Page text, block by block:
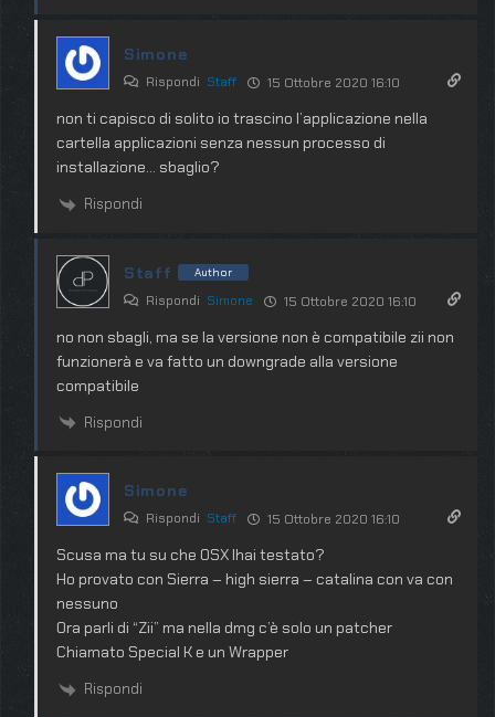
Simone
Rispondi Staff 15 Ottobre 2020 16:10
non ti capisco di solito io trascino l’applicazione nella
cartella applicazioni senza nessun processo di
installazione… sbaglio?
Rispondi
Staff Author
Rispondi Simone 15 Ottobre 2020 16:10
no non sbagli, ma se la versione non è compatibile zii non
funzionerà e va fatto un downgrade alla versione
compatibile
Rispondi
Simone
Rispondi Staff 15 Ottobre 2020 16:10
Scusa ma tu su che OSX lhai testato?
Ho provato con Sierra – high sierra – catalina con va con
nessuno
Ora parli di “Zii” ma nella dmg c’è solo un patcher
Chiamato Special K e un Wrapper
Rispondi